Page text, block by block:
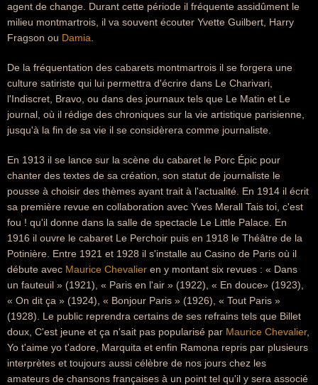
agent de change. Durant cette période il fréquente assidûment le
milieu montmartrois, il va souvent écouter Yvette Guilbert, Harry
Fragson ou Damia
De la fréquentation des cabarets montmartrois il se forgera une
culture satiriste qui lui permettra d'écrire dans Le Charivari,
l'Indiscret, Bravo, ou dans des journaux tels que Le Matin et Le
journal, où il rédige des chroniques sur la vie artistique parisienne,
jusqu'à la fin de sa vie il se considèrera comme journaliste.
En 1913 il se lance sur la scène du cabaret le Porc Épic pour
chanter des textes de sa création, son statut de journaliste le
pousse à choisir des thèmes ayant trait à l'actualité. En 1914 il écrit
sa première revue en collaboration avec Yves Merall Tais toi, c'est
fou ! qu'il donne dans la salle de spectacle Le Little Palace. En
1916 il ouvre le cabaret Le Perchoir puis en 1918 le Théâtre de la
Potinière. Entre 1921 et 1928 il s'installe au Casino de Paris où il
débute avec Maurice Chevalier en y montant six revues : « Dans
un fauteuil » (1921), « Paris en l'air » (1922), « En douce» (1923),
« On dit ça » (1924), « Bonjour Paris » (1926), « Tout Paris »
(1928). Le public reprendra certains de ses refrains tels que Billet
doux, C'est jeune et ça n'sait pas popularisé par Maurice Chevalier,
Yo t'aime yo t'adore, Marquita et enfin Ramona repris par plusieurs
interprètes et toujours aussi célèbre de nos jours chez les
amateurs de chansons françaises à un point tel qu'il y sera associé